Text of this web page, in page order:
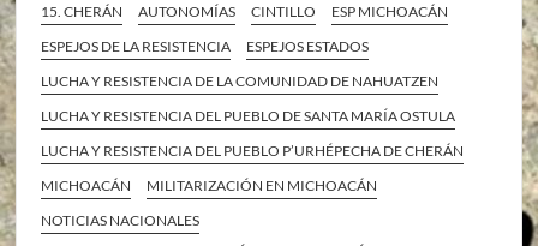
15. CHERÁN AUTONOMÍAS CINTILLO
ESP MICHOACÁN
ESPEJOS DE LA RESISTENCIA
ESPEJOS ESTADOS
LUCHA Y RESISTENCIA DE LA COMUNIDAD DE NAHUATZEN
LUCHA Y RESISTENCIA DEL PUEBLO DE SANTA MARÍA OSTULA
LUCHA Y RESISTENCIA DEL PUEBLO P’URHÉPECHA DE CHERÁN
MICHOACÁN
MILITARIZACIÓN EN MICHOACÁN
NOTICIAS NACIONALES